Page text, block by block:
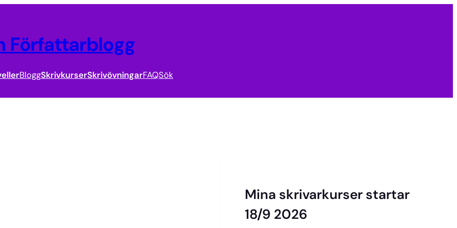
Författarblogg
BloggSkrivkurserSkrivövningarFAQSök
Mina skrivarkurser startar
18/9 2026